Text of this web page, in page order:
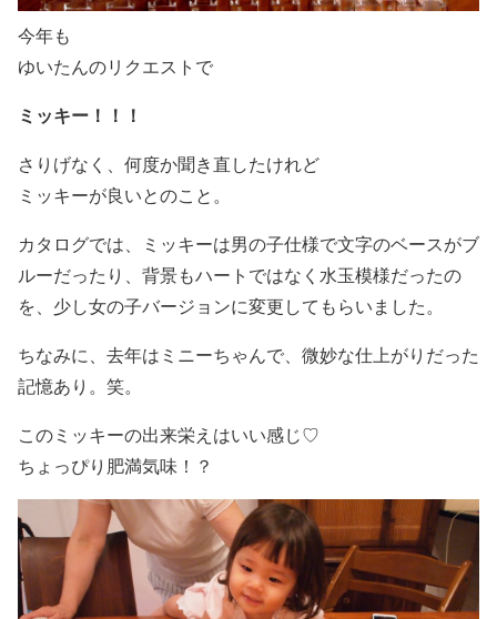
今年も
ゆいたんのリクエストで
ミッキー！！！
さりげなく、何度か聞き直したけれど
ミッキーが良いとのこと。
カタログでは、ミッキーは男の子仕様で文字のベースがブ
ルーだったり、背景もハートではなく水玉模様だったの
を、少し女の子バージョンに変更してもらいました。
ちなみに、去年はミニーちゃんで、微妙な仕上がりだった
記憶あり。笑。
このミッキーの出来栄えはいい感じ♡
ちょっぴり肥満気味！？